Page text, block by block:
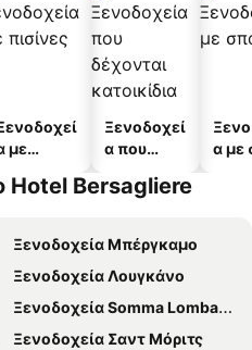
με
Ξενοδοχεί
α που
κατοικίδι
α με
Hotel Bersagliere
Ξενοδοχεία Μπέργκαμο
Ξενοδοχεία Λουγκάνο
Ξενοδοχεία Somma Lombardo
Ξενοδοχεία Σαντ Μόριτς